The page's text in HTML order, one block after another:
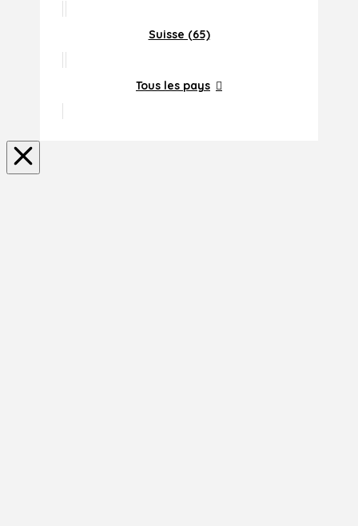
Suisse (65)
Tous les pays